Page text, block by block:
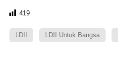
419
LDII LDII Untuk Bangsa